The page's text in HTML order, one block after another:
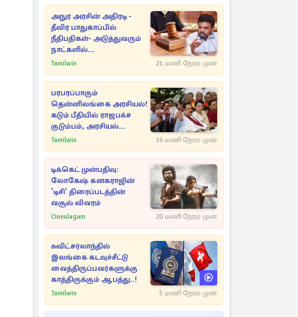
அநுர அரசின் அதிரடி -
தீவிர பாதுகாப்பில்
நீதிபதிகள்- அடுத்துவரும்
நாட்களில்
அம்பலமாகவுள்ள ரகசியம்
Tamilwin 21 மணி நேரம் முன்
பரபரப்பாகும்
தென்னிலங்கை அரசியல்!
கடும் பீதியில் ராஜபக்ச
குடும்பம், அரசியல்
நட்புகள்
Tamilwin 16 மணி நேரம் முன்
டிக்கெட் முன்பதிவு:
லோகேஷ் கனகராஜின்
'டிசி' திரைப்படத்தின்
வசூல் விவரம்
Cineulagam 20 மணி நேரம் முன்
சுவிட்சர்லாந்தில்
இலங்கை கடவுச்சீட்டு
வைத்திருப்பவர்களுக்கு
காத்திருக்கும் ஆபத்து..!
Tamilwin 5 மணி நேரம் முன்